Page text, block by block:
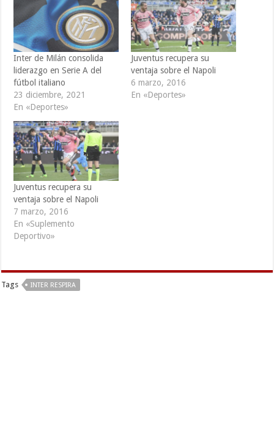
Inter de Milán consolida
liderazgo en Serie A del
fútbol italiano
23 diciembre, 2021
En «Deportes»
Juventus recupera su
ventaja sobre el Napoli
6 marzo, 2016
En «Deportes»
Juventus recupera su
ventaja sobre el Napoli
7 marzo, 2016
En «Suplemento
Deportivo»
Tags INTER RESPIRA